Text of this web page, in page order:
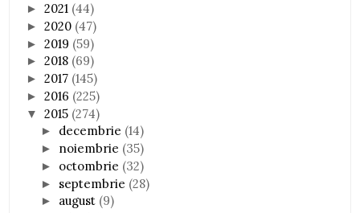
►2021 (44)
►2020 (47)
►2019 (59)
►2018 (69)
►2017 (145)
►2016 (225)
▼2015 (274)
► decembrie (14)
► noiembrie (35)
► octombrie (32)
► septembrie (28)
► august (9)